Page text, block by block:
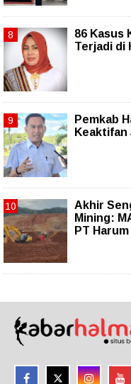
86 Kasus
Terjadi di
Pemkab
Keaktifan
Akhir
Mining:
PT